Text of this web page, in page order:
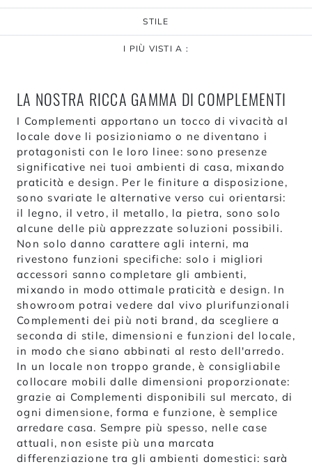
STILE
I PIÙ VISTI A :
LA NOSTRA RICCA GAMMA DI COMPLEMENTI
I Complementi apportano un tocco di vivacità al
locale dove li posizioniamo o ne diventano i
protagonisti con le loro linee: sono presenze
significative nei tuoi ambienti di casa, mixando
praticità e design. Per le finiture a disposizione,
sono svariate le alternative verso cui orientarsi:
il legno, il vetro, il metallo, la pietra, sono solo
alcune delle più apprezzate soluzioni possibili.
Non solo danno carattere agli interni, ma
rivestono funzioni specifiche: solo i migliori
accessori sanno completare gli ambienti,
mixando in modo ottimale praticità e design. In
showroom potrai vedere dal vivo plurifunzionali
Complementi dei più noti brand, da scegliere a
seconda di stile, dimensioni e funzioni del locale,
in modo che siano abbinati al resto dell'arredo.
In un locale non troppo grande, è consigliabile
collocare mobili dalle dimensioni proporzionate:
grazie ai Complementi disponibili sul mercato, di
ogni dimensione, forma e funzione, è semplice
arredare casa. Sempre più spesso, nelle case
attuali, non esiste più una marcata
differenziazione tra gli ambienti domestici: sarà